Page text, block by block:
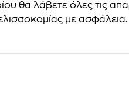
θα λάβετε όλες τις
με ασφάλεια.